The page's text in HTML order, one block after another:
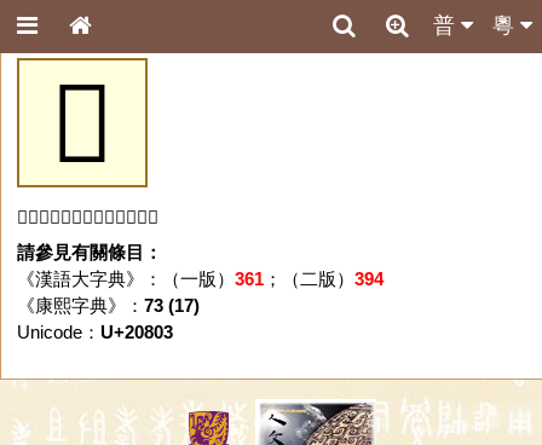
粵
普
𠠃
「𠠃」字未收錄於本資料庫。
請參見有關條目：
《漢語大字典》：（一版） 361；（二版） 394
《康熙字典》： 73 (17)
Unicode： U+20803